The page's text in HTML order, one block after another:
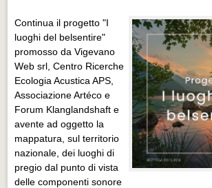
Continua il progetto "I
luoghi del belsentire"
promosso da Vigevano
Web srl, Centro Ricerche
Ecologia Acustica APS,
Associazione Artéco e
Forum Klanglandshaft e
avente ad oggetto la
mappatura, sul territorio
nazionale, dei luoghi di
pregio dal punto di vista
delle componenti sonore